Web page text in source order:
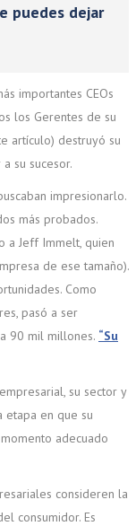
puedes dejar
importantes CEOs
los Gerentes de su
artículo) destruyó su
su sucesor.
impresionarlo.
más probados.
a Jeff Immelt, quien
de ese tamaño).
Como
pasó a ser
90 mil millones. “Su
su sector y
etapa en que su
adecuado
consideren la
consumidor. Es